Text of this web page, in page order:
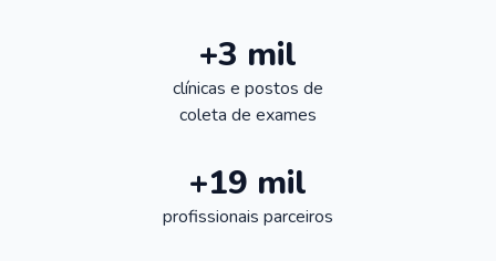
+3 mil
clínicas e postos de
coleta de exames
+19 mil
profissionais parceiros